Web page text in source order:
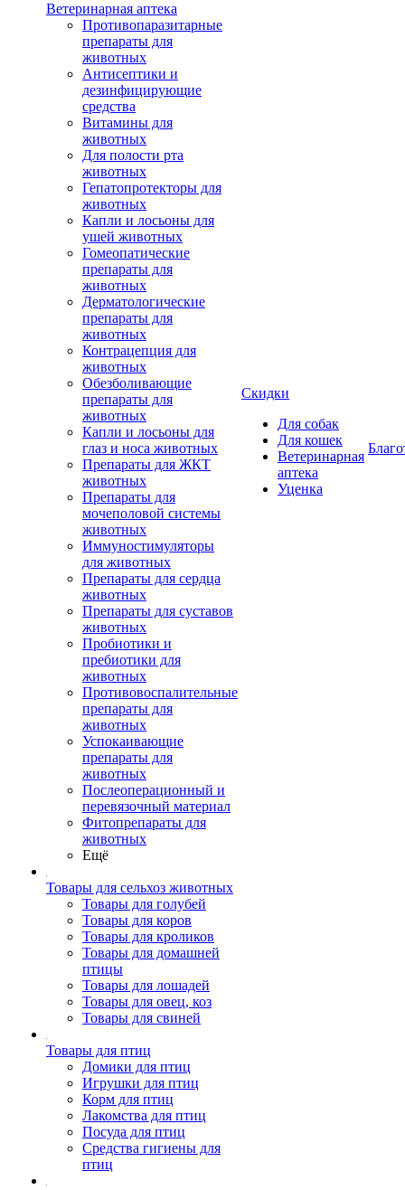
Ветеринарная аптека
Противопаразитарные
препараты для
животных
Антисептики и
дезинфицирующие
средства
Витамины для
животных
Для полости рта
животных
Гепатопротекторы для
животных
Капли и лосьоны для
ушей животных
Гомеопатические
препараты для
животных
Дерматологические
препараты для
животных
Контрацепция для
животных
Обезболивающие
препараты для
животных
Капли и лосьоны для
глаз и носа животных
Препараты для ЖКТ
животных
Препараты для
мочеполовой системы
животных
Иммуностимуляторы
для животных
Препараты для сердца
животных
Препараты для суставов
животных
Пробиотики и
пребиотики для
животных
Противовоспалительные
препараты для
животных
Успокаивающие
препараты для
животных
Послеоперационный и
перевязочный материал
Фитопрепараты для
животных
Ещё
Товары для сельхоз животных
Товары для голубей
Товары для коров
Товары для кроликов
Товары для домашней
птицы
Товары для лошадей
Товары для овец, коз
Товары для свиней
Товары для птиц
Домики для птиц
Игрушки для птиц
Корм для птиц
Лакомства для птиц
Посуда для птиц
Средства гигиены для
птиц
Скидки
Для собак
Для кошек
Ветеринарная
аптека
Уценка